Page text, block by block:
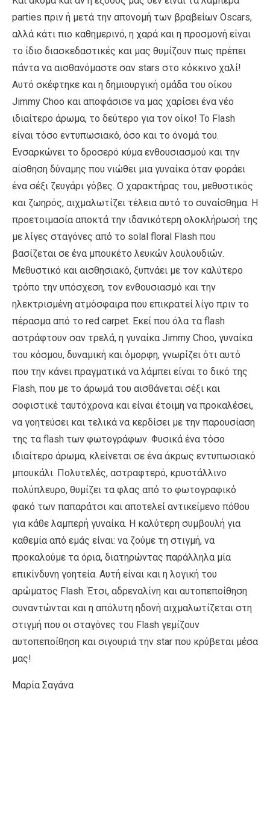
parties πριν ή μετά την απονομή των βραβείων Oscars,
αλλά κάτι πιο καθημερινό, η χαρά και η προσμονή είναι
το ίδιο διασκεδαστικές και μας θυμίζουν πως πρέπει
πάντα να αισθανόμαστε σαν stars στο κόκκινο χαλί!
Αυτό σκέφτηκε και η δημιουργική ομάδα του οίκου
Jimmy Choo και αποφάσισε να μας χαρίσει ένα νέο
ιδιαίτερο άρωμα, το δεύτερο για τον οίκο! Το Flash
είναι τόσο εντυπωσιακό, όσο και το όνομά του.
Ενσαρκώνει το δροσερό κύμα ενθουσιασμού και την
αίσθηση δύναμης που νιώθει μια γυναίκα όταν φοράει
ένα σέξι ζευγάρι γόβες. Ο χαρακτήρας του, μεθυστικός
και ζωηρός, αιχμαλωτίζει τέλεια αυτό το συναίσθημα. Η
προετοιμασία αποκτά την ιδανικότερη ολοκλήρωσή της
με λίγες σταγόνες από το solal floral Flash που
βασίζεται σε ένα μπουκέτο λευκών λουλουδιών.
Μεθυστικό και αισθησιακό, ξυπνάει με τον καλύτερο
τρόπο την υπόσχεση, τον ενθουσιασμό και την
ηλεκτρισμένη ατμόσφαιρα που επικρατεί λίγο πριν το
πέρασμα από το red carpet. Εκεί που όλα τα flash
αστράφτουν σαν τρελά, η γυναίκα Jimmy Choo, γυναίκα
του κόσμου, δυναμική και όμορφη, γνωρίζει ότι αυτό
που την κάνει πραγματικά να λάμπει είναι το δικό της
Flash, που με το άρωμά του αισθάνεται σέξι και
σοφιστικέ ταυτόχρονα και είναι έτοιμη να προκαλέσει,
να γοητεύσει και τελικά να κερδίσει με την παρουσίαση
της τα flash των φωτογράφων. Φυσικά ένα τόσο
ιδιαίτερο άρωμα, κλείνεται σε ένα άκρως εντυπωσιακό
μπουκάλι. Πολυτελές, αστραφτερό, κρυστάλλινο
πολύπλευρο, θυμίζει τα φλας από το φωτογραφικό
φακό των παπαράτσι και αποτελεί αντικείμενο πόθου
για κάθε λαμπερή γυναίκα. Η καλύτερη συμβουλή για
καθεμία από εμάς είναι: να ζούμε τη στιγμή, να
προκαλούμε τα όρια, διατηρώντας παράλληλα μία
επικίνδυνη γοητεία. Αυτή είναι και η λογική του
αρώματος Flash. Έτσι, αδρεναλίνη και αυτοπεποίθηση
συναντώνται και η απόλυτη ηδονή αιχμαλωτίζεται στη
στιγμή που οι σταγόνες του Flash γεμίζουν
αυτοπεποίθηση και σιγουριά την star που κρύβεται μέσα
μας!
Μαρία Σαγάνα